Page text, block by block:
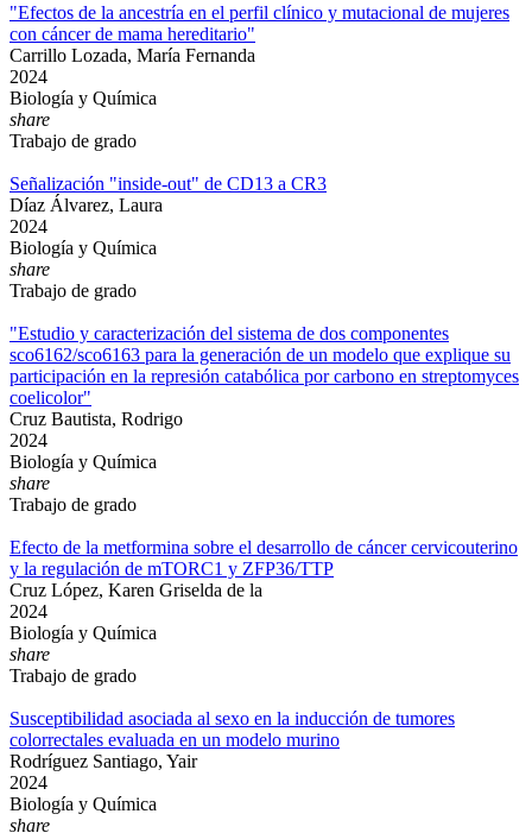
"Efectos de la ancestría en el perfil clínico y mutacional de mujeres
con cáncer de mama hereditario"
Carrillo Lozada, María Fernanda
2024
Biología y Química
share
Trabajo de grado
Señalización "inside-out" de CD13 a CR3
Díaz Álvarez, Laura
2024
Biología y Química
share
Trabajo de grado
"Estudio y caracterización del sistema de dos componentes
sco6162/sco6163 para la generación de un modelo que explique su
participación en la represión catabólica por carbono en streptomyces
coelicolor"
Cruz Bautista, Rodrigo
2024
Biología y Química
share
Trabajo de grado
Efecto de la metformina sobre el desarrollo de cáncer cervicouterino
y la regulación de mTORC1 y ZFP36/TTP
Cruz López, Karen Griselda de la
2024
Biología y Química
share
Trabajo de grado
Susceptibilidad asociada al sexo en la inducción de tumores
colorrectales evaluada en un modelo murino
Rodríguez Santiago, Yair
2024
Biología y Química
share